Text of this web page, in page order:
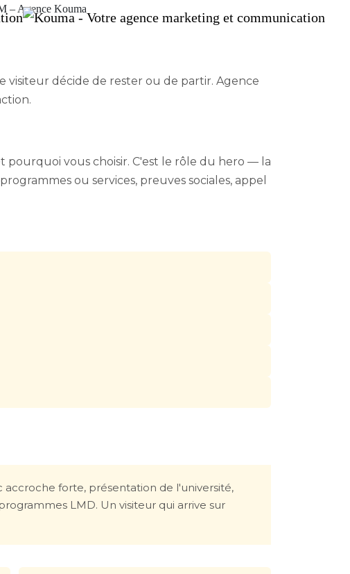
visiteur décide de rester ou de partir. Agence
pourquoi vous choisir. C'est le rôle du hero — la
ou services, preuves sociales, appel
accroche forte, présentation de l'université,
LMD. Un visiteur qui arrive sur